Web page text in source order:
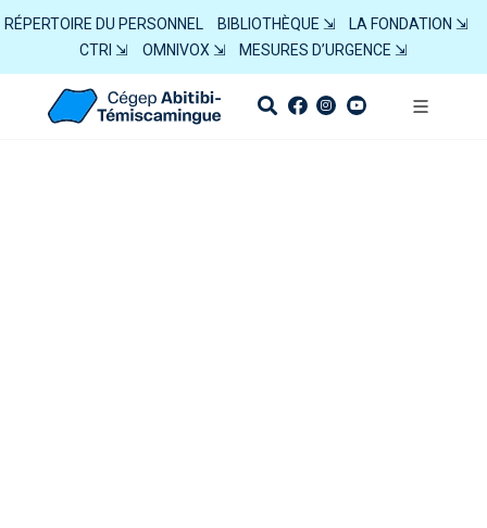
RÉPERTOIRE DU PERSONNEL BIBLIOTHÈQUE ⇲
LA FONDATION ⇲
CTRI ⇲
OMNIVOX ⇲ MESURES D’URGENCE ⇲